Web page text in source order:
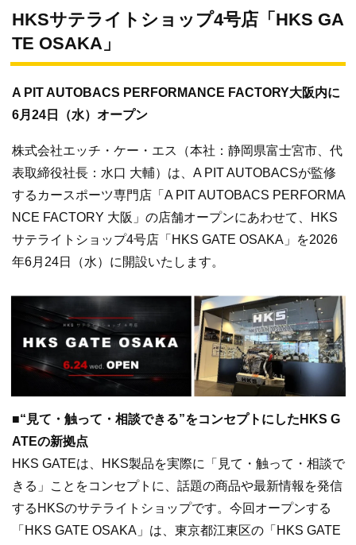
HKSサテライトショップ4号店「HKS GA
TE OSAKA」
A PIT AUTOBACS PERFORMANCE FACTORY大阪内に
6月24日（水）オープン
株式会社エッチ・ケー・エス（本社：静岡県富士宮市、代
表取締役社長：水口 大輔）は、A PIT AUTOBACSが監修
するカースポーツ専門店「A PIT AUTOBACS PERFORMA
NCE FACTORY 大阪」の店舗オープンにあわせて、HKS
サテライトショップ4号店「HKS GATE OSAKA」を2026
年6月24日（水）に開設いたします。
■“見て・触って・相談できる”をコンセプトにしたHKS G
ATEの新拠点
HKS GATEは、HKS製品を実際に「見て・触って・相談で
きる」ことをコンセプトに、話題の商品や最新情報を発信
するHKSのサテライトショップです。今回オープンする
「HKS GATE OSAKA」は、東京都江東区の「HKS GATE